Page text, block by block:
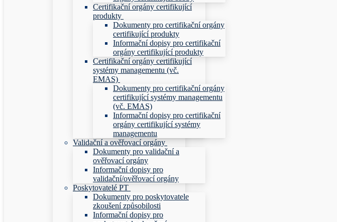
Certifikační orgány certifikující
produkty
Dokumenty pro certifikační orgány
certifikující produkty
Informační dopisy pro certifikační
orgány certifikující produkty
Certifikační orgány certifikující
systémy managementu (vč.
EMAS)
Dokumenty pro certifikační orgány
certifikující systémy managementu
(vč. EMAS)
Informační dopisy pro certifikační
orgány certifikující systémy
managementu
Validační a ověřovací orgány
Dokumenty pro validační a
ověřovací orgány
Informační dopisy pro
validační/ověřovací orgány
Poskytovatelé PT
Dokumenty pro poskytovatele
zkoušení způsobilosti
Informační dopisy pro